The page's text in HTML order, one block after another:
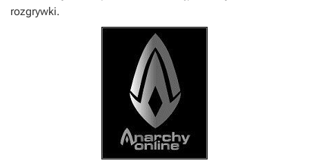
rozgrywki.